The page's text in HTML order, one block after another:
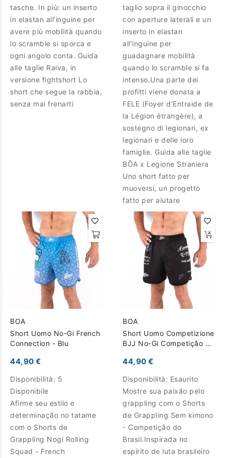
tasche. In più: un inserto
in elastan all’inguine per
avere più mobilità quando
lo scramble si sporca e
ogni angolo conta. Guida
alle taglie Raiva, in
versione fightshort Lo
short che segue la rabbia,
senza mai frenarti
taglio sopra il ginocchio
con aperture laterali e un
inserto in elastan
all’inguine per
guadagnare mobilità
quando lo scramble si fa
intenso.Una parte dei
profitti viene donata a
FELE (Foyer d’Entraide de
la Légion étrangère), a
sostegno di legionari, ex
legionari e delle loro
famiglie. Guida alle taglie
BŌA x Legione Straniera
Uno short fatto per
muoversi, un progetto
fatto per aiutare
BOA
Short Uomo No-Gi French
Connection - Blu
44,90 €
Disponibilità: 5
Disponibile
Afirme seu estilo e
determinação no tatame
com o Shorts de
Grappling Nogi Rolling
Squad - French
BOA
Short Uomo Competizione
BJJ No-Gi Competição do
44,90 €
Disponibilità: Esaurito
Mostre sua paixão pelo
grappling com o Shorts
de Grappling Sem kimono
- Competição do
Brasil.Inspirada no
espírito de luta brasileiro